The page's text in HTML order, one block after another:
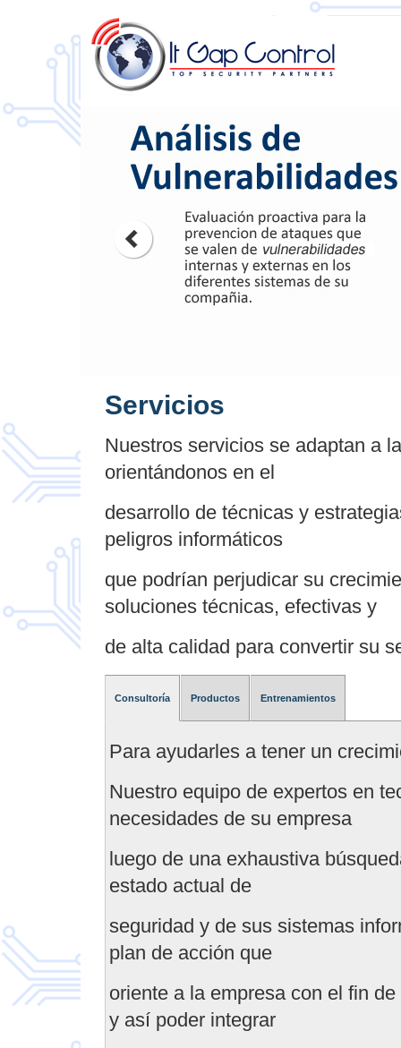
Servicios
Nuestros servicios se adaptan a
orientándonos en el
desarrollo de técnicas y
peligros informáticos
que podrían perjudicar su
soluciones técnicas, efectivas y
de alta calidad para convertir su
Consultoría Productos Entrenamientos
Para ayudarles a tener un
Nuestro equipo de expertos en
necesidades de su empresa
luego de una exhaustiva
estado actual de
seguridad y de sus sistemas
plan de acción que
oriente a la empresa con el fin
y así poder integrar